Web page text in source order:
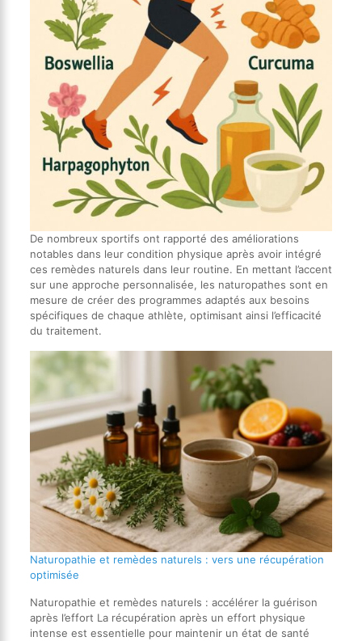
De nombreux sportifs ont rapporté des améliorations
notables dans leur condition physique après avoir intégré
ces remèdes naturels dans leur routine. En mettant l’accent
sur une approche personnalisée, les naturopathes sont en
mesure de créer des programmes adaptés aux besoins
spécifiques de chaque athlète, optimisant ainsi l’efficacité
du traitement.
Naturopathie et remèdes naturels : vers une récupération
optimisée
Naturopathie et remèdes naturels : accélérer la guérison
après l’effort La récupération après un effort physique
intense est essentielle pour maintenir un état de santé